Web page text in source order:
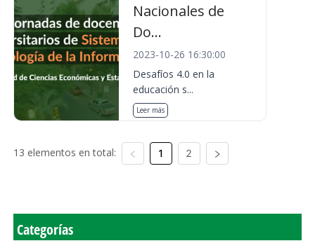
Nacionales de
Do...
2023-10-26 16:30:00
Desafíos 4.0 en la
educación s...
Leer más
13 elementos en total: 1 2
Categorías